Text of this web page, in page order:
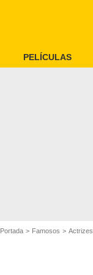
PELÍCULAS
Portada Famosos Actrizes